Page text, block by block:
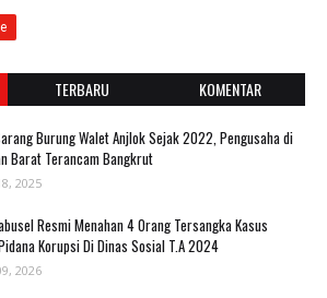
TERBARU KOMENTAR
Burung Walet Anjlok Sejak 2022, Pengusaha di
Barat Terancam Bangkrut
2025
Resmi Menahan 4 Orang Tersangka Kasus
Korupsi Di Dinas Sosial T.A 2024
2026